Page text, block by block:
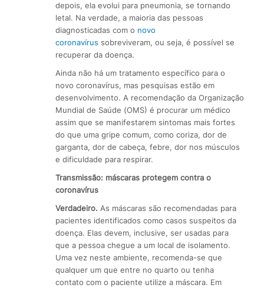
depois, ela evolui para pneumonia, se tornando
letal. Na verdade, a maioria das pessoas
diagnosticadas com o novo
coronavírus sobreviveram, ou seja, é possível se
recuperar da doença.
Ainda não há um tratamento específico para o
novo coronavírus, mas pesquisas estão em
desenvolvimento. A recomendação da Organização
Mundial de Saúde (OMS) é procurar um médico
assim que se manifestarem sintomas mais fortes
do que uma gripe comum, como coriza, dor de
garganta, dor de cabeça, febre, dor nos músculos
e dificuldade para respirar.
Transmissão: máscaras protegem contra o
coronavírus
Verdadeiro. As máscaras são recomendadas para
pacientes identificados como casos suspeitos da
doença. Elas devem, inclusive, ser usadas para
que a pessoa chegue a um local de isolamento.
Uma vez neste ambiente, recomenda-se que
qualquer um que entre no quarto ou tenha
contato com o paciente utilize a máscara. Em